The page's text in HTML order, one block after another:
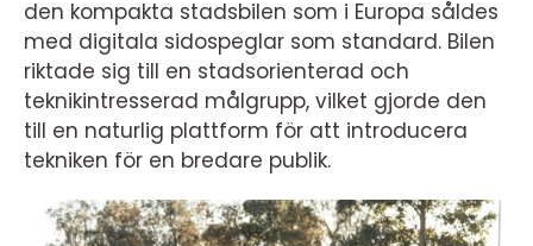
den kompakta stadsbilen som i Europa såldes
med digitala sidospeglar som standard. Bilen
riktade sig till en stadsorienterad och
teknikintresserad målgrupp, vilket gjorde den
till en naturlig plattform för att introducera
tekniken för en bredare publik.